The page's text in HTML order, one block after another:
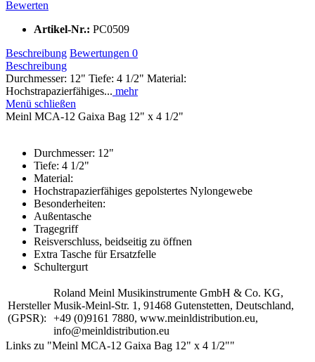
Bewerten
Artikel-Nr.: PC0509
Beschreibung Bewertungen 0
Beschreibung
Durchmesser: 12" Tiefe: 4 1/2" Material:
Hochstrapazierfähiges... mehr
Menü schließen
Meinl MCA-12 Gaixa Bag 12" x 4 1/2"
Durchmesser: 12"
Tiefe: 4 1/2"
Material:
Hochstrapazierfähiges gepolstertes Nylongewebe
Besonderheiten:
Außentasche
Tragegriff
Reisverschluss, beidseitig zu öffnen
Extra Tasche für Ersatzfelle
Schultergurt
Hersteller
(GPSR):
Roland Meinl Musikinstrumente GmbH & Co. KG,
Musik-Meinl-Str. 1, 91468 Gutenstetten, Deutschland,
+49 (0)9161 7880, www.meinldistribution.eu,
info@meinldistribution.eu
Links zu "Meinl MCA-12 Gaixa Bag 12" x 4 1/2""